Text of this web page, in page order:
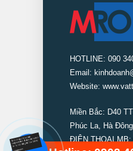
HOTLINE: 090
Email:
Website:
Miền Bắc: D40
Phúc La, Hà
ĐIỆN THOẠI MB: